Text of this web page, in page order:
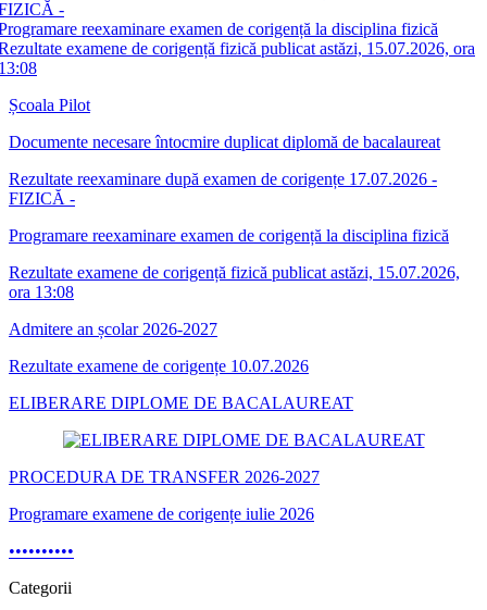
-
reexaminare examen de corigență la disciplina fizică
examene de corigență fizică publicat astăzi, 15.07.2026, ora
Școala Pilot
Documente necesare întocmire duplicat diplomă de bacalaureat
Rezultate reexaminare după examen de corigențe 17.07.2026 -
FIZICĂ -
Programare reexaminare examen de corigență la disciplina fizică
Rezultate examene de corigență fizică publicat astăzi, 15.07.2026,
ora 13:08
Admitere an școlar 2026-2027
Rezultate examene de corigențe 10.07.2026
ELIBERARE DIPLOME DE BACALAUREAT
PROCEDURA DE TRANSFER 2026-2027
Programare examene de corigențe iulie 2026
••••••••••
Categorii